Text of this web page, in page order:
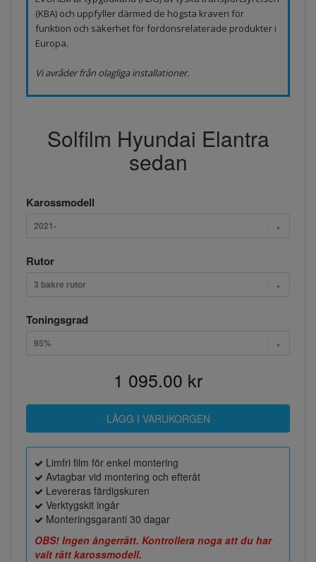
(KBA) och uppfyller därmed de högsta kraven för
funktion och säkerhet för fordonsrelaterade produkter i
Europa.
Vi avråder från olagliga installationer.
Solfilm Hyundai Elantra
sedan
Karossmodell
2021-
Rutor
3 bakre rutor
Toningsgrad
95%
1 095.00 kr
Limfri film för enkel montering
Avtagbar vid montering och efteråt
Levereras färdigskuren
Verktygskit ingår
Monteringsgaranti 30 dagar
OBS! Ingen ångerrätt. Kontrollera noga att du har
valt rätt karossmodell.